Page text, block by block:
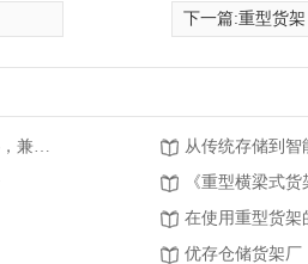
下一篇:重型货架
物流仓储货架选购指南，适配需求才是核心，兼顾高效与安全
《重型横梁式
优存仓储货架厂